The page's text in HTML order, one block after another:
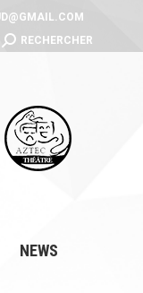
SEARCH:
RECHERCHER
NEWS